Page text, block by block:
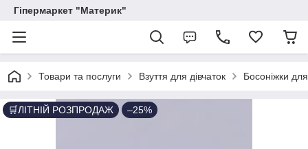
Гіпермаркет "Материк"
Товари та послуги Взуття для дівчаток Босоніжки для
🛒ЛІТНІЙ РОЗПРОДАЖ –25%